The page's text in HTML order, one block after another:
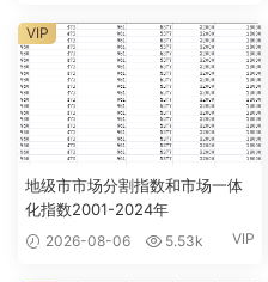
地级市市场分割指数和市场一体
化指数2001-2024年
2026-08-06 5.53k VIP
VIP